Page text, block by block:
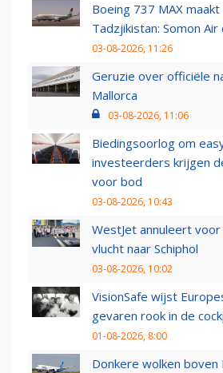
Boeing 737 MAX
Tadzjikistan: Somon
03-08-2026, 11:26
Geruzie over officiële
Mallorca
03-08-2026, 11:06
Biedingsoorlog om
investeerders krijgen
voor bod
03-08-2026, 10:43
WestJet annuleert
vlucht naar Schiphol
03-08-2026, 10:02
VisionSafe wijst
gevaren rook in de
01-08-2026, 8:00
Donkere wolken boven